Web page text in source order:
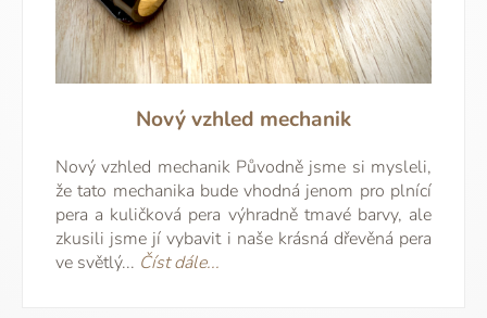
Nový vzhled mechanik
Nový vzhled mechanik Původně jsme si mysleli,
že tato mechanika bude vhodná jenom pro plnící
pera a kuličková pera výhradně tmavé barvy, ale
zkusili jsme jí vybavit i naše krásná dřevěná pera
ve světlý... Číst dále...